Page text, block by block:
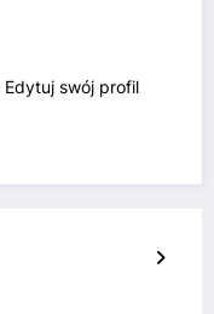
Edytuj swój profil